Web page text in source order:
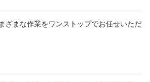
ざまな作業をワンストップでお任せいただ